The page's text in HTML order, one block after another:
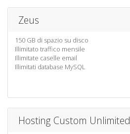
Zeus
150 GB di spazio su disco
Illimitato traffico mensile
Illimitate caselle email
Illimitati database MySQL
Hosting Custom Unlimited